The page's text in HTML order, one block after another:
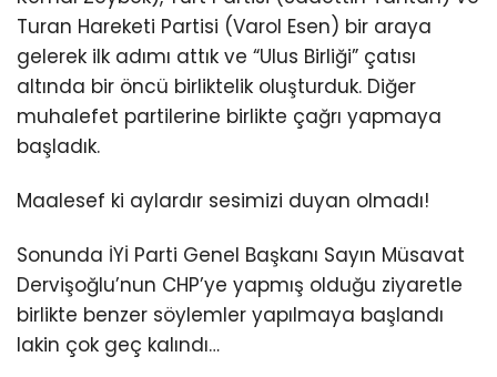
Turan Hareketi Partisi (Varol Esen) bir araya
gelerek ilk adımı attık ve “Ulus Birliği” çatısı
altında bir öncü birliktelik oluşturduk. Diğer
muhalefet partilerine birlikte çağrı yapmaya
başladık.
Maalesef ki aylardır sesimizi duyan olmadı!
Sonunda İYİ Parti Genel Başkanı Sayın Müsavat
Dervişoğlu’nun CHP’ye yapmış olduğu ziyaretle
birlikte benzer söylemler yapılmaya başlandı
lakin çok geç kalındı…